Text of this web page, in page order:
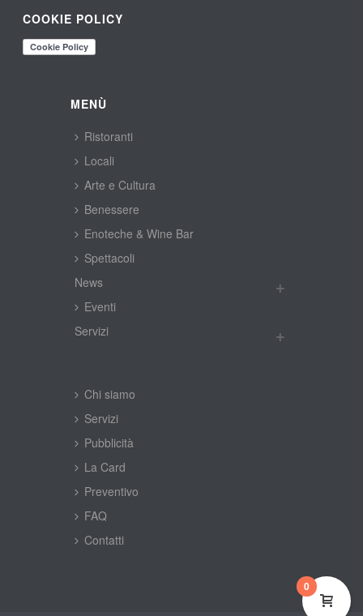
COOKIE POLICY
MENÙ
Ristoranti
Locali
Arte e Cultura
Benessere
Enoteche & Wine Bar
Spettacoli
New
Eventi
Servizi
Chi siamo
Servizi
Pubblicità
La Card
Preventivo
FAQ
Contatti
0